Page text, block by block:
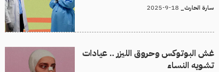
سارة الحارث_
غش البوتوكس وحروق الليزر .. عيادات
تشويه النساء